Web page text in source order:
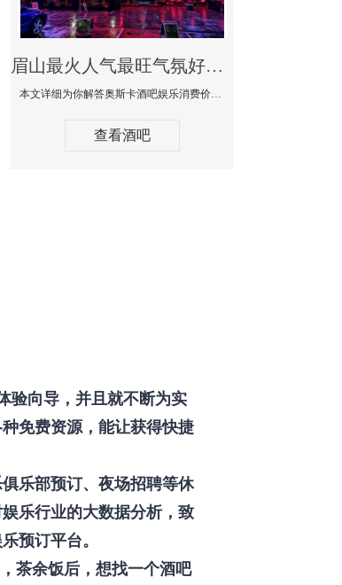
眉山最火人气最旺气氛好的酒吧-奥斯卡酒吧消费价格口碑点评
本文详细为你解答奥斯卡酒吧娱乐消费价格点评，更多关于最火人气最旺气氛好的酒吧免费咨询150 99997335微信同步！
查看酒吧
验向导，并且就不断为实
免费资源，能让获得快捷
乐部预订、夜场招聘等休
乐行业的大数据分析，致
预订平台。
茶余饭后，想找一个酒吧